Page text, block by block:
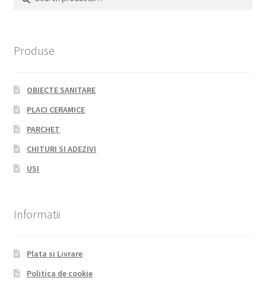
Produse
OBIECTE SANITARE
PLACI CERAMICE
PARCHET
CHITURI SI ADEZIVI
USI
Informatii
Plata si Livrare
Politica de cookie